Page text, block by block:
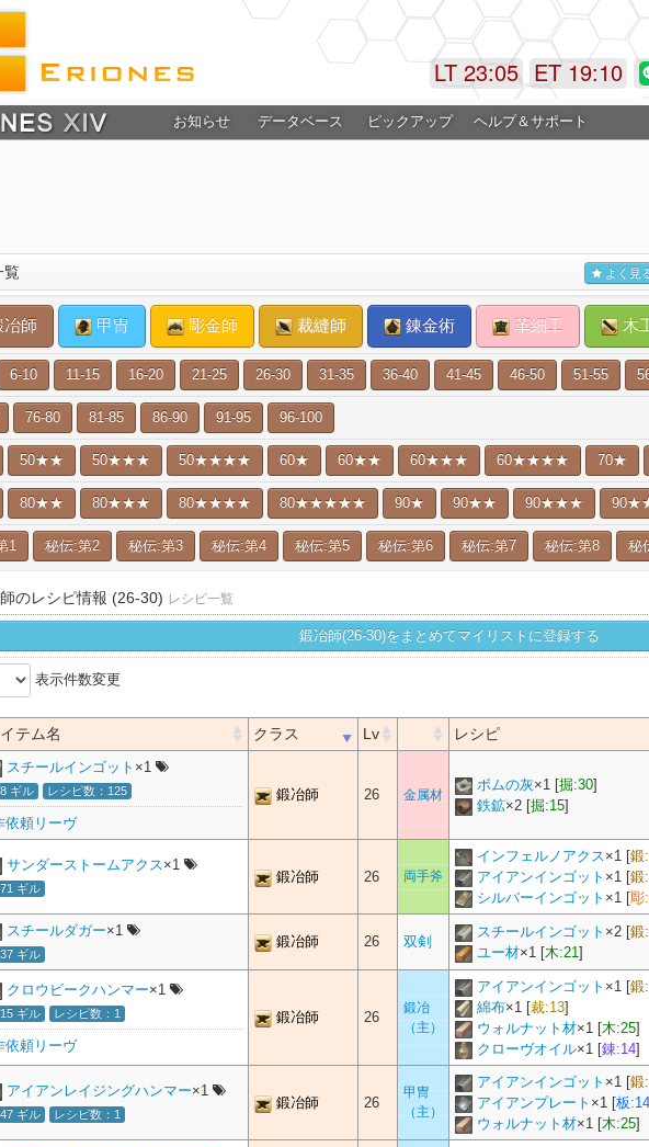
ET 19:11
LT 23:05
お知らせ データベース ピックアップ ヘルプ＆サポート
覧 よく見
冶師 甲冑 彫金師 裁縫師 錬金術 革細工 木
6-10 11-15 16-20 21-25 26-30 31-35 36-40 41-45 46-50 51-55
76-80 81-85 86-90 91-95 96-100
50★★ 50★★★ 50★★★★ 60★ 60★★ 60★★★ 60★★★★ 70★
80★★ 80★★★ 80★★★★ 80★★★★★ 90★ 90★★ 90★★★
1 秘伝:第2 秘伝:第3 秘伝:第4 秘伝:第5 秘伝:第6 秘伝:第7 秘伝:第8 秘
のレシピ情報 (26-30) レシピ一覧
鍛冶師(26-30)をまとめてマイリストに登録する
表示件数変更
テム名 クラス Lv レシピ
スチールインゴット ×1
ギル レシピ数：125
依頼リーヴ
鍛冶師 26 金属材
ボムの灰×1 [掘:30]
鉄鉱×2 [掘:15]
サンダーストームアクス×1
ギル
鍛冶師 26 両手斧
インフェルノアクス×1 [鍛
アイアンインゴット ×1 [鍛
シルバーインゴット ×1 [彫
スチールダガー×1
ギル
鍛冶師 26 双剣
スチールインゴット ×2 [鍛
ユー材×1 [木:21]
クロウビークハンマー×1
ギル レシピ数：1
依頼リーヴ
鍛冶師 26
鍛冶
（主）
アイアンインゴット ×1 [鍛
綿布×1 [裁:13]
ウォルナット材×1 [木:25]
クローヴオイル×1 [錬:14]
アイアンレイジングハンマー×1
ギル レシピ数：1
鍛冶師 26
甲冑
（主）
アイアンインゴット ×1 [鍛
アイアンプレート ×1 [板:14
ウォルナット材×1 [木:25]